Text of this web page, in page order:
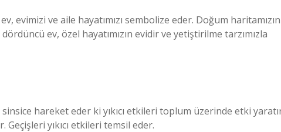
evimizi ve aile hayatımızı sembolize eder. Doğum haritamızın
ev, özel hayatımızın evidir ve yetiştirilme tarzımızla
hareket eder ki yıkıcı etkileri toplum üzerinde etki
yıkıcı etkileri temsil eder.